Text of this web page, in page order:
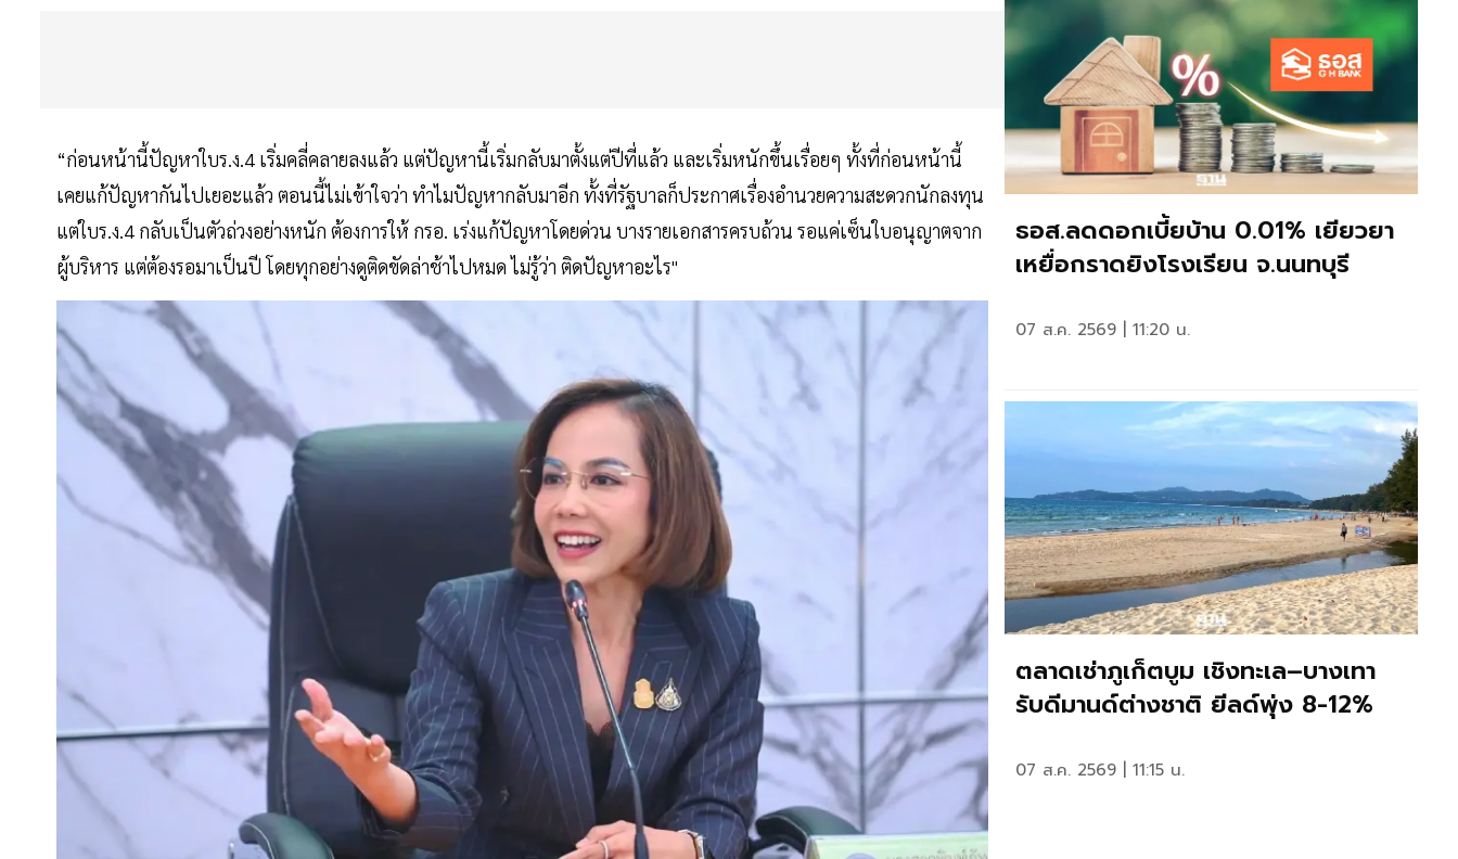
“ก่อนหน้านี้ปัญหาใบร.ง.4 เริ่มคลี่คลายลงแล้ว แต่ปัญหานี้เริ่มกลับมาตั้งแต่ปีที่แล้ว และเริ่มหนักขึ้นเรื่อยๆ ทั้งที่ก่อนหน้านี้
เคยแก้ปัญหากันไปเยอะแล้ว ตอนนี้ไม่เข้าใจว่า ทำไมปัญหากลับมาอีก ทั้งที่รัฐบาลก็ประกาศเรื่องอำนวยความสะดวกนักลงทุน
แต่ใบร.ง.4 กลับเป็นตัวถ่วงอย่างหนัก ต้องการให้ กรอ. เร่งแก้ปัญหาโดยด่วน บางรายเอกสารครบถ้วน รอแค่เซ็นใบอนุญาตจาก
ผู้บริหาร แต่ต้องรอมาเป็นปี โดยทุกอย่างดูติดขัดล่าช้าไปหมด ไม่รู้ว่า ติดปัญหาอะไร"
ธอส.ลดดอกเบี้ยบ้าน 0.01% เยียวยา
เหยื่อกราดยิงโรงเรียน จ.นนทบุรี
07 ส.ค. 2569 | 11:20 น.
ตลาดเช่าภูเก็ตบูม เชิงทะเล–บางเทา
รับดีมานด์ต่างชาติ ยีลด์พุ่ง 8-12%
07 ส.ค. 2569 | 11:15 น.